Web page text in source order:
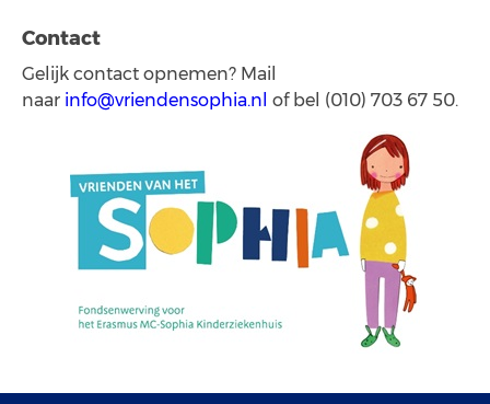
Contact
Gelijk contact opnemen? Mail
naar info@vriendensophia.nl of bel (010) 703 67 50.